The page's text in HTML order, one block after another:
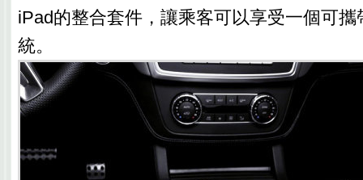
iPad的整合套件，讓乘客可以享受一個可
統。